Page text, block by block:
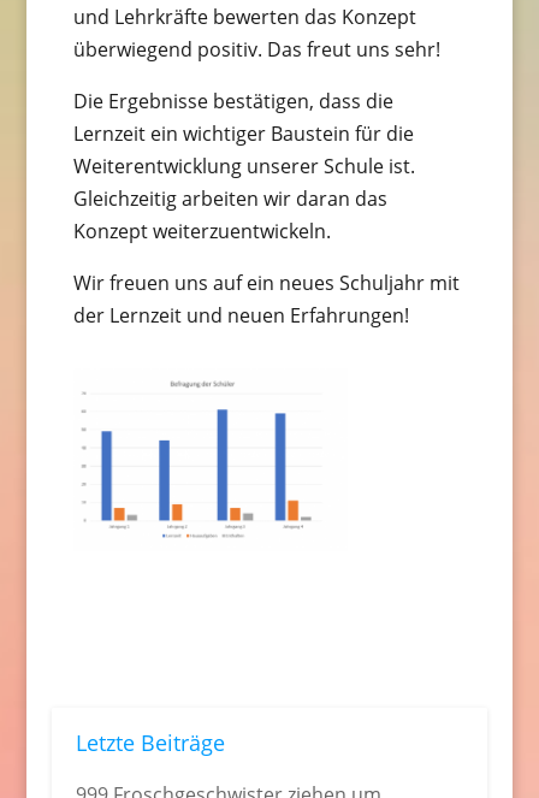
und Lehrkräfte bewerten das Konzept
überwiegend positiv. Das freut uns sehr!
Die Ergebnisse bestätigen, dass die
Lernzeit ein wichtiger Baustein für die
Weiterentwicklung unserer Schule ist.
Gleichzeitig arbeiten wir daran das
Konzept weiterzuentwickeln.
Wir freuen uns auf ein neues Schuljahr mit
der Lernzeit und neuen Erfahrungen!
Letzte Beiträge